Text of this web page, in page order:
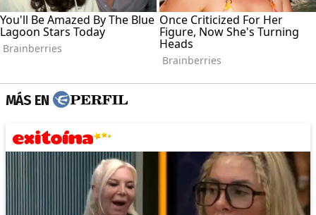
MÁS EN